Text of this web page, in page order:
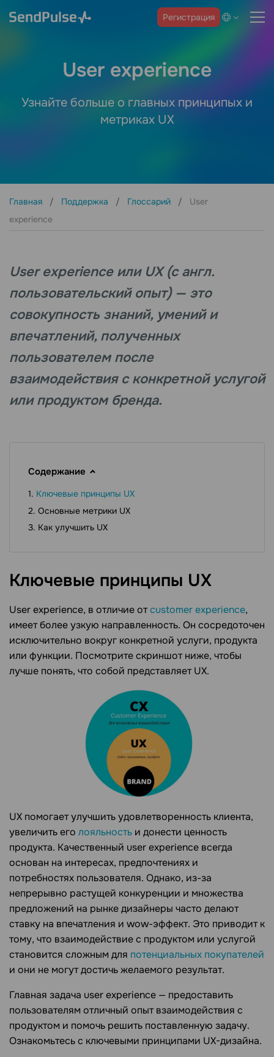
Регистрация
User experience
Узнайте больше о главных принципых и
метриках UX
Главная Поддержка Глоссарий
User
experience
User experience или UX (с англ.
пользовательский опыт) — это
совокупность знаний, умений и
впечатлений, полученных
пользователем после
взаимодействия с конкретной услугой
или продуктом бренда.
Содержание
Ключевые принципы UX
Основные метрики UX
Как улучшить UX
Ключевые принципы UX
User experience, в отличие отcustomer experience,
имеет более узкую направленность. Он сосредоточен
исключительно вокруг конкретной услуги, продукта
или функции. Посмотрите скриншот ниже, чтобы
лучше понять, что собой представляет UX.
UX помогает улучшить удовлетворенность клиента,
увеличить его лояльность и донести ценность
продукта. Качественный user experience всегда
основан на интересах, предпочтениях и
потребностях пользователя. Однако, из-за
непрерывно растущей конкуренции и множества
предложений на рынке дизайнеры часто делают
ставку на впечатления и wow-эффект. Это приводит к
тому, что взаимодействие с продуктом или услугой
становится сложным для потенциальных покупателей
и они не могут достичь желаемого результат.
Главная задача user experience — предоставить
пользователям отличный опыт взаимодействия с
продуктом и помочь решить поставленную задачу.
Ознакомьтесь с ключевыми принципами UX-дизайна.